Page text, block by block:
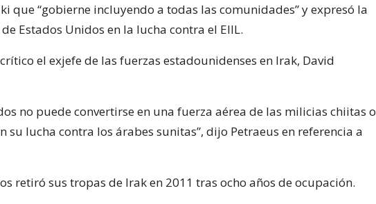
que “gobierne incluyendo a todas las comunidades” y expresó la
Estados Unidos en la lucha contra el EIIL.
el exjefe de las fuerzas estadounidenses en Irak, David
no puede convertirse en una fuerza aérea de las milicias chiitas o
su lucha contra los árabes sunitas”, dijo Petraeus en referencia a
retiró sus tropas de Irak en 2011 tras ocho años de ocupación.